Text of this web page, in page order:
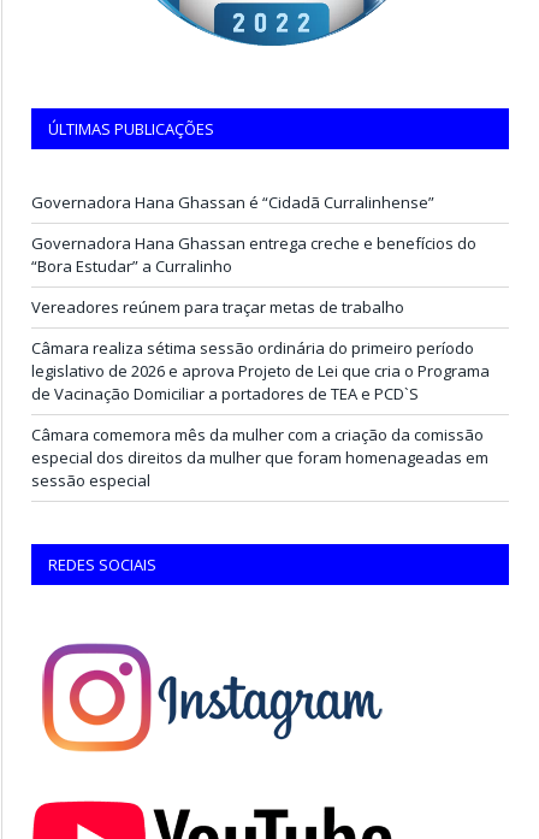
ÚLTIMAS PUBLICAÇÕES
Governadora Hana Ghassan é “Cidadã Curralinhense”
Governadora Hana Ghassan entrega creche e benefícios do
“Bora Estudar” a Curralinho
Vereadores reúnem para traçar metas de trabalho
Câmara realiza sétima sessão ordinária do primeiro período
legislativo de 2026 e aprova Projeto de Lei que cria o Programa
de Vacinação Domiciliar a portadores de TEA e PCD`S
Câmara comemora mês da mulher com a criação da comissão
especial dos direitos da mulher que foram homenageadas em
sessão especial
REDES SOCIAIS